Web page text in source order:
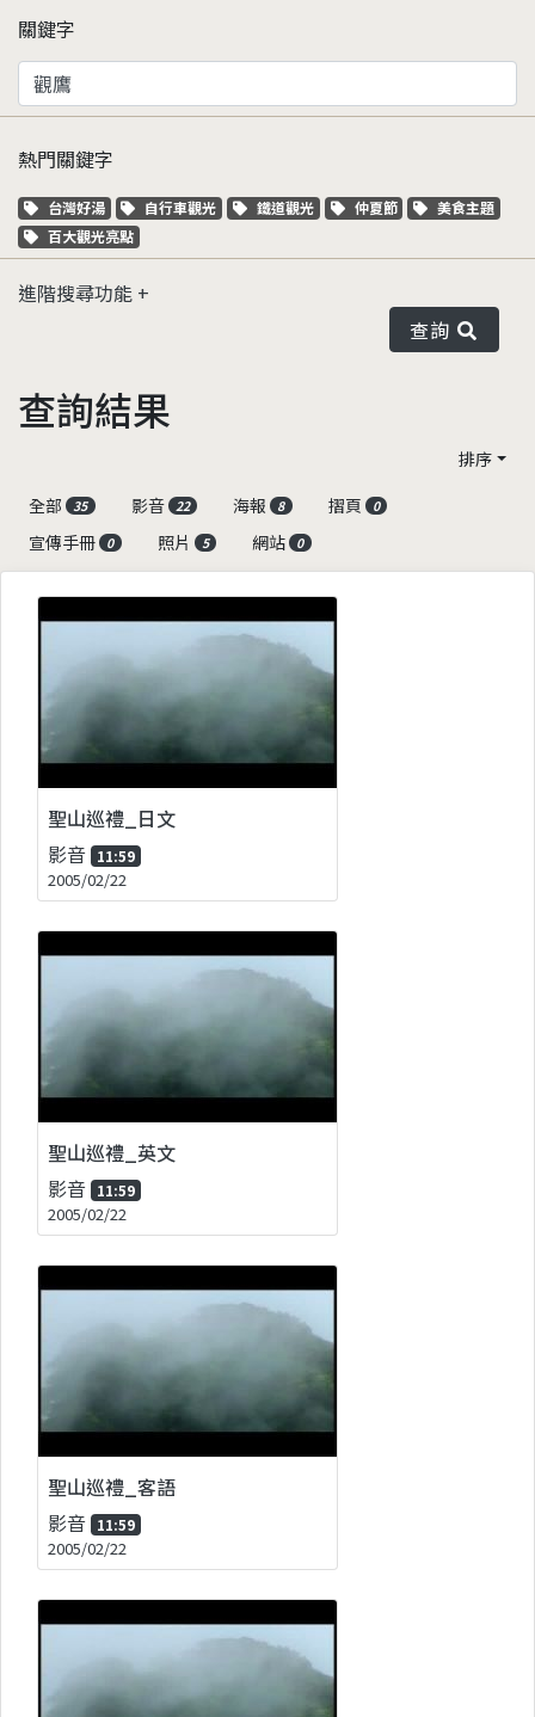
關鍵字
熱門關鍵字
關鍵字標籤
台灣好湯 關鍵字標籤
自行車觀光 關鍵字標籤
鐵道觀光 關鍵字標籤
仲夏節 關鍵字標籤
美食主題
關鍵字標籤
百大觀光亮點
進階搜尋功能
查詢
查詢結果
排序
全部
35 影音 22 海報 8 摺頁 0
宣傳手冊 0 照片 5 網站 0
聖山巡禮_日文
影音 11:59
2005/02/22
聖山巡禮_英文
影音 11:59
2005/02/22
聖山巡禮_客語
影音 11:59
2005/02/22